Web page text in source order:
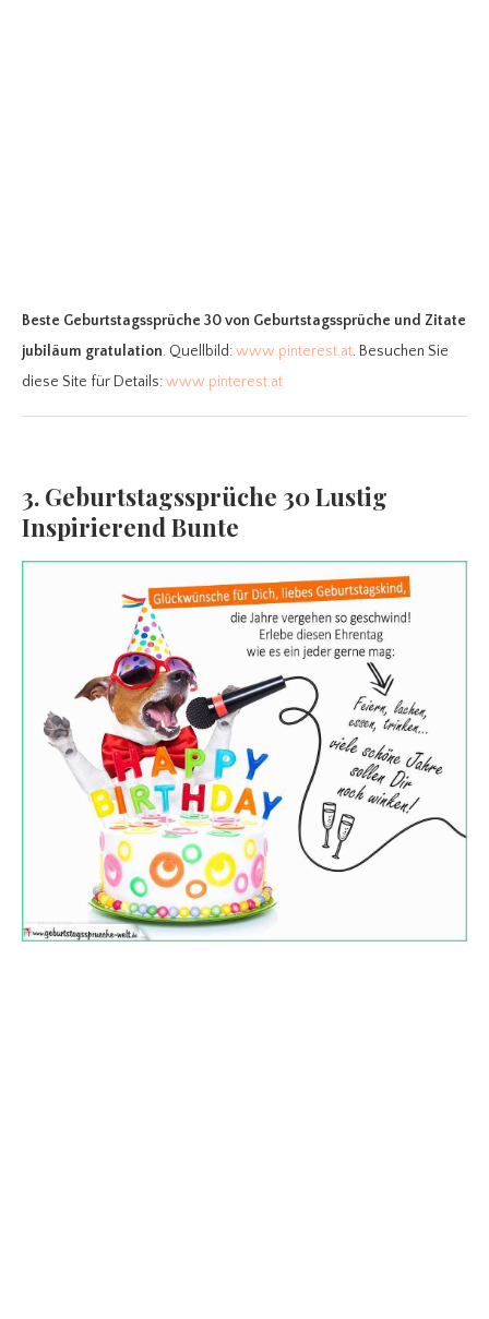
Beste Geburtstagssprüche 30von Geburtstagssprüche und Zitate
jubiläum gratulation. Quellbild:www.pinterest.at. Besuchen Sie
diese Site für Details:www.pinterest.at
3. Geburtstagssprüche 30 Lustig
Inspirierend Bunte